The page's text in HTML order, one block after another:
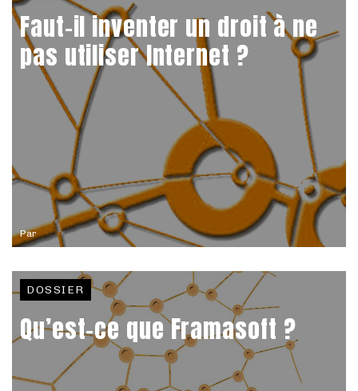
Par
Faut-il inventer un droit à ne
pas utiliser Internet ?
DOSSIER
Qu’est-ce que Framasoft ?